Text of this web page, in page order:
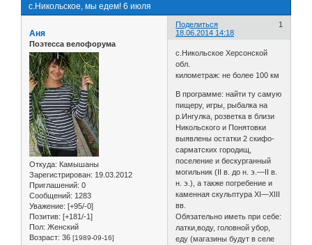
с.Никольское, мы едем! 6 июля
Поделиться
1
18.06.2014 14:18
Аня
Поэтесса велофорума
Откуда: Камышаны
Зарегистрирован: 19.03.2012
Приглашений: 0
Сообщений: 1283
Уважение: [+95/-0]
Позитив: [+181/-1]
Пол: Женский
Возраст: 36 [1989-09-16]
с.Никольское Херсонской
обл.
километраж: не более 100 км
В программе: найти ту самую
пищеру, игры, рыбалка на
р.Ингулка, розветка в близи
Никольского и Понятовки
выявлены остатки 2 скифо-
сарматских городищ,
поселение и бескурганный
могильник (II в. до н. э.—II в.
н. э.), а также погребение и
каменная скульптура XI—XIII
вв.
Обязательно иметь при себе:
латки,воду, головной убор,
еду (магазины будут в селе